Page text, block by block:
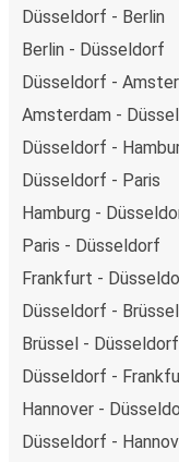
Düsseldorf - Berlin
Berlin - Düsseldorf
Düsseldorf -
Amsterdam -
Düsseldorf -
Düsseldorf - Paris
Hamburg -
Paris - Düsseldorf
Frankfurt -
Düsseldorf - Brüssel
Brüssel - Düsseldorf
Düsseldorf -
Hannover -
Düsseldorf -